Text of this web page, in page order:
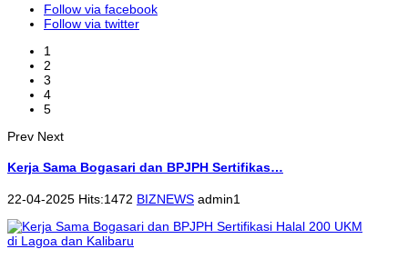
Follow via facebook
Follow via twitter
1
2
3
4
5
Prev Next
Kerja Sama Bogasari dan BPJPH Sertifikas…
22-04-2025 Hits:1472 BIZNEWS admin1